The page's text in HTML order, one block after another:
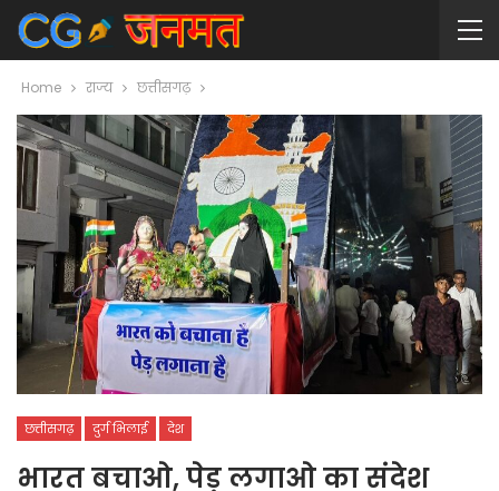
Home राज्य छत्तीसगढ़
छत्तीसगढ़ दुर्ग भिलाई देश
भारत बचाओ, पेड़ लगाओ का संदेश